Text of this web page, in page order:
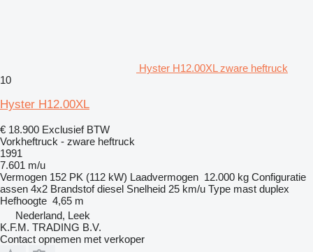
Hyster H12.00XL zware heftruck
10
Hyster H12.00XL
€ 18.900 Exclusief BTW
Vorkheftruck - zware heftruck
1991
7.601 m/u
Vermogen 152 PK (112 kW) Laadvermogen 12.000 kg Configuratie
assen 4x2 Brandstof diesel Snelheid 25 km/u Type mast duplex
Hefhoogte 4,65 m
Nederland, Leek
K.F.M. TRADING B.V.
Contact opnemen met verkoper